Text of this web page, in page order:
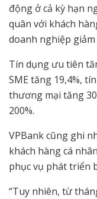
động ở cả kỳ hạn
quân với khách
doanh nghiệp giảm
Tín dụng ưu tiên
SME tăng 19,4%,
thương mại tăng
200%.
VPBank cũng ghi
khách hàng cá
phục vụ phát triển
“Tuy nhiên, từ